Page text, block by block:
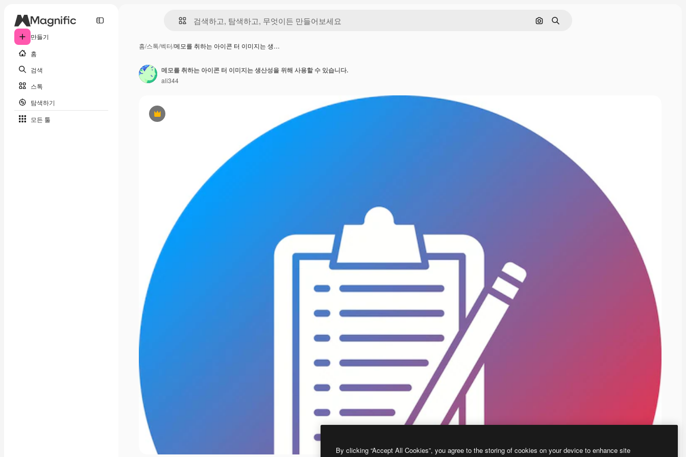
만들기
홈
검색
스톡
탐색하기
모든 툴
이미지로 검색
검색
홈/스톡/벡터/메모를 취하는 아이콘 터 이미지는 생…
프리미엄
메모를 취하는 아이콘 터 이미지는 생산성을 위해 사용할 수 있습니다.
ali344
By clicking “Accept All Cookies”, you agree to the storing of cookies on your device to enhance site